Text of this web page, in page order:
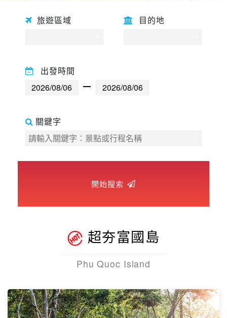
世界臻旅
歐洲之旅
旅遊區域 目的地
出發時間
關鍵字
開始搜索
超夯富國島
Phu Quoc Island